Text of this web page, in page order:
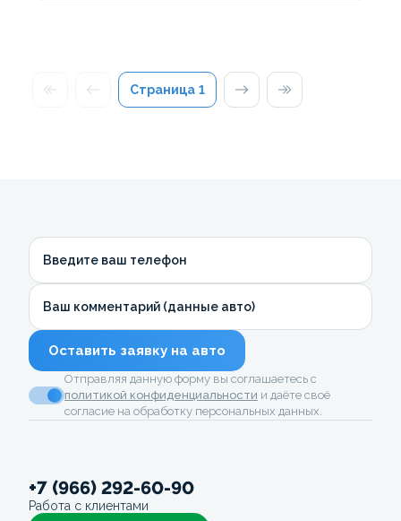
Страница 1
Введите ваш телефон
Ваш комментарий (данные авто)
Оставить заявку на авто
Отправляя данную форму вы соглашаетесь с
политикой конфиденциальности и даёте своё
согласие на обработку персональных данных.
+7 (966) 292-60-90
Работа с клиентами